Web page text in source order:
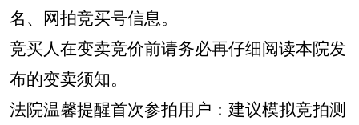
名、网拍竞买号信息。
竞买人在变卖竞价前请务必再仔细阅读本院发
布的变卖须知。
法院温馨提醒首次参拍用户：建议模拟竞拍测